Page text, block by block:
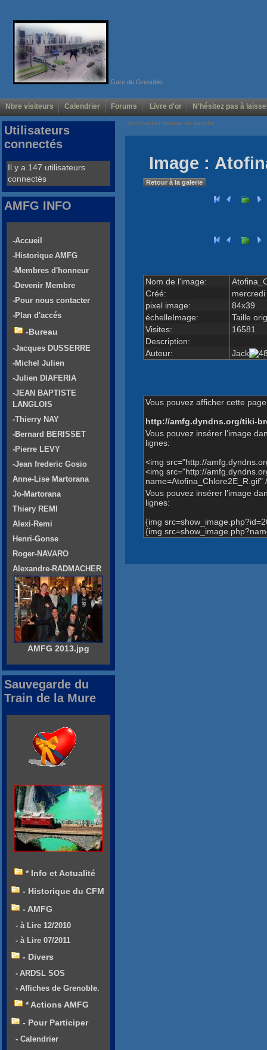
Gare de Grenoble
Nbre visiteurs Calendrier Forums Livre d'or N'hésitez pas à
Voir/Cacher menus de gauche
Image :
Retour à la galerie
Nom de l'image:
Créé:
pixel image:
84x39
échelleImage:
Taille
Visites:
16581
Description:
Auteur:
Jack
Vous pouvez afficher cette
http://amfg.dyndns.org/tiki-
Vous pouvez insérer l'image
lignes:
<img src="http://
<img src="http://
name=Atofina_Chlore2E_R.gif"
Vous pouvez insérer l'image
lignes:
{img
{img
Utilisateurs
connectés
Il y a 147 utilisateurs
connectés
AMFG INFO
-Accueil
-Historique AMFG
-Membres d'honneur
-Devenir Membre
-Pour nous contacter
-Plan d'accés
-Bureau
-Jacques DUSSERRE
-Michel Julien
-Julien DIAFERIA
-JEAN BAPTISTE
LANGLOIS
-Thierry NAY
-Bernard BERISSET
-Pierre LEVY
-Jean frederic Gosio
Anne-Lise Martorana
Jo-Martorana
Thiery REMI
Alexi-Remi
Henri-Gonse
Roger-NAVARO
Alexandre-RADMACHER
AMFG 2013.jpg
Sauvegarde du
Train de la Mure
* Info et Actualité
- Historique du CFM
- AMFG
- à Lire 12/2010
- à Lire 07/2011
- Divers
- ARDSL SOS
- Affiches de Grenoble.
* Actions AMFG
- Pour Participer
- Calendrier